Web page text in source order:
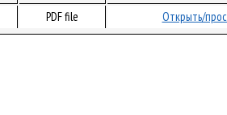
PDF file Открыть/